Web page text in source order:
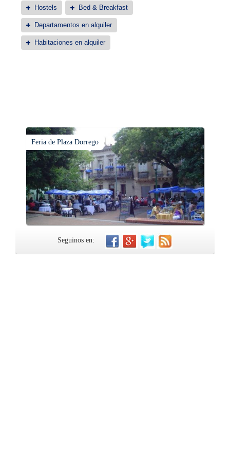
Hostels Bed & Breakfast
Departamentos en alquiler
Habitaciones en alquiler
Feria de Plaza Dorrego
Seguinos en: